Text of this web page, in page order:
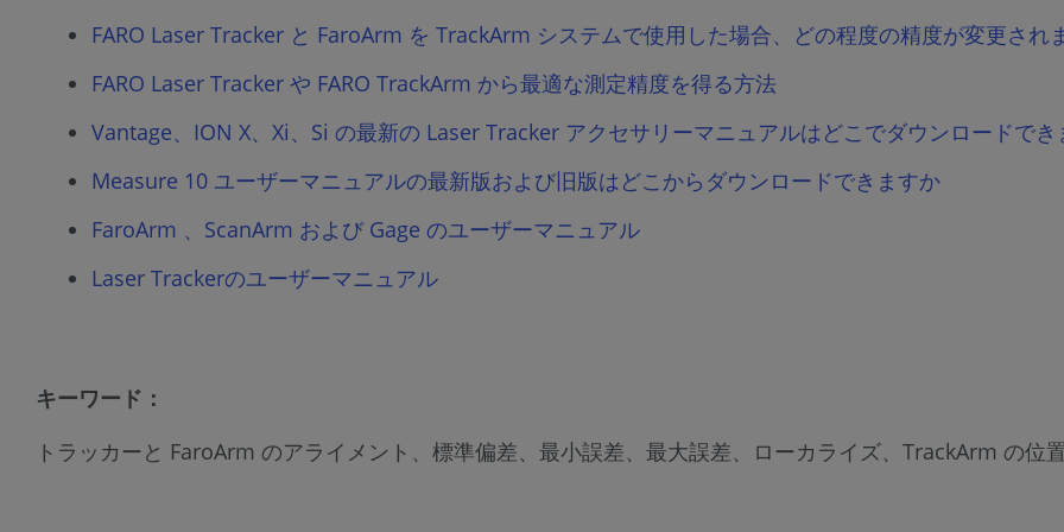
FARO Laser Tracker と FaroArm を TrackArm システムで使用した場合、どの程度の精度が変更され
FARO Laser Tracker や FARO TrackArm から最適な測定精度を得る方法
Vantage、ION X、Xi、Si の最新の Laser Tracker アクセサリーマニュアルはどこでダウンロードでき
Measure 10 ユーザーマニュアルの最新版および旧版はどこからダウンロードできますか
FaroArm 、ScanArm および Gage のユーザーマニュアル
Laser Trackerのユーザーマニュアル
キーワード：
トラッカーと FaroArm のアライメント、標準偏差、最小誤差、最大誤差、ローカライズ、TrackArm の位